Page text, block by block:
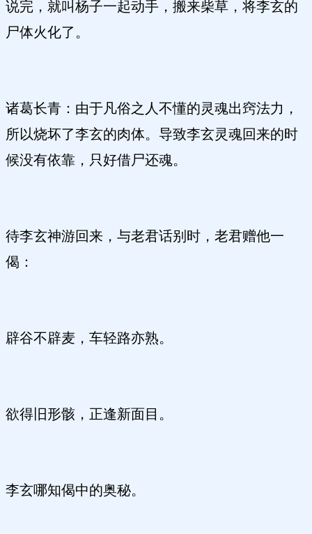
说完，就叫杨子一起动手，搬来柴草，将李玄的
尸体火化了。
诸葛长青：由于凡俗之人不懂的灵魂出窍法力，
所以烧坏了李玄的肉体。导致李玄灵魂回来的时
候没有依靠，只好借尸还魂。
待李玄神游回来，与老君话别时，老君赠他一
偈：
辟谷不辟麦，车轻路亦熟。
欲得旧形骸，正逢新面目。
李玄哪知偈中的奥秘。